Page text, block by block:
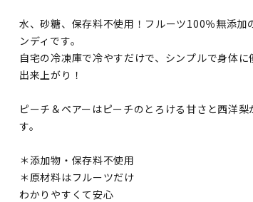
水、砂糖、保存料不使用！フルーツ100％無添加
ンディです。
自宅の冷凍庫で冷やすだけで、シンプルで身体
出来上がり！
ピーチ＆ペアーはピーチのとろける甘さと西洋
す。
＊添加物・保存料不使用
＊原材料はフルーツだけ
わかりやすくて安心